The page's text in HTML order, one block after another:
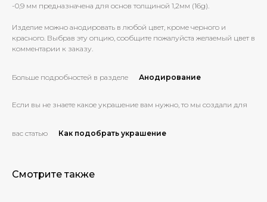
-0,9 мм предназначена для основ толщиной 1,2мм (16g).
Изделие можно анодировать в любой цвет, кроме черного и
красного. Выбрав эту опцию, сообщите пожалуйста желаемый цвет в
комментарии к заказу.
Больше подробностей в разделе Анодирование
Если вы не знаете какое украшение вам нужно, то мы создали для
вас статью Как подобрать украшение
Смотрите также